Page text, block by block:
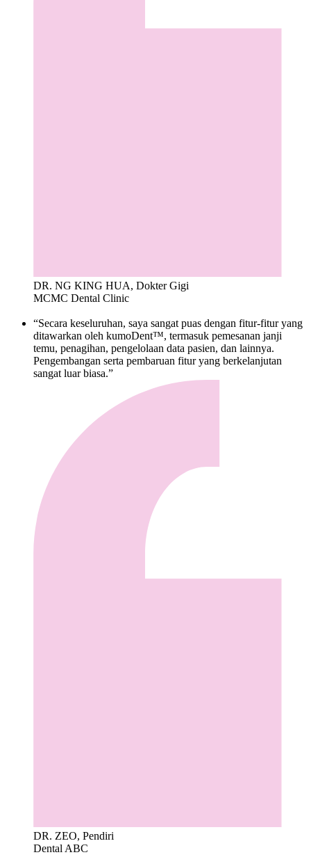
DR. NG KING HUA, Dokter Gigi
MCMC Dental Clinic
“Secara keseluruhan, saya sangat puas dengan fitur-fitur yang
ditawarkan oleh kumoDent™, termasuk pemesanan janji
temu, penagihan, pengelolaan data pasien, dan lainnya.
Pengembangan serta pembaruan fitur yang berkelanjutan
sangat luar biasa.”
DR. ZEO, Pendiri
Dental ABC